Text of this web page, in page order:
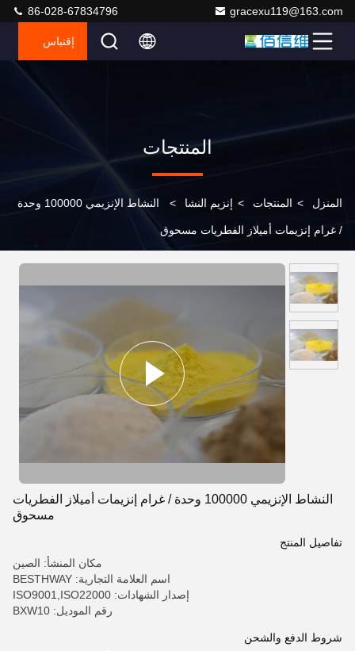
gracexu119@163.com
86-028-67834796
إقتباس
المنتجات
المنزل > المنتجات > إنزيم النشا > النشاط الإنزيمي 100000 وحدة
/ غرام إنزيمات أميلاز الفطريات مسحوق
النشاط الإنزيمي 100000 وحدة / غرام إنزيمات أميلاز الفطريات
مسحوق
تفاصيل المنتج
مكان المنشأ: الصين
اسم العلامة التجارية: BESTHWAY
إصدار الشهادات: ISO9001,ISO22000
رقم الموديل: BXW10
شروط الدفع والشحن